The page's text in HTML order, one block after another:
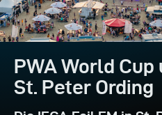
PWA World Cup
St. Peter Ording